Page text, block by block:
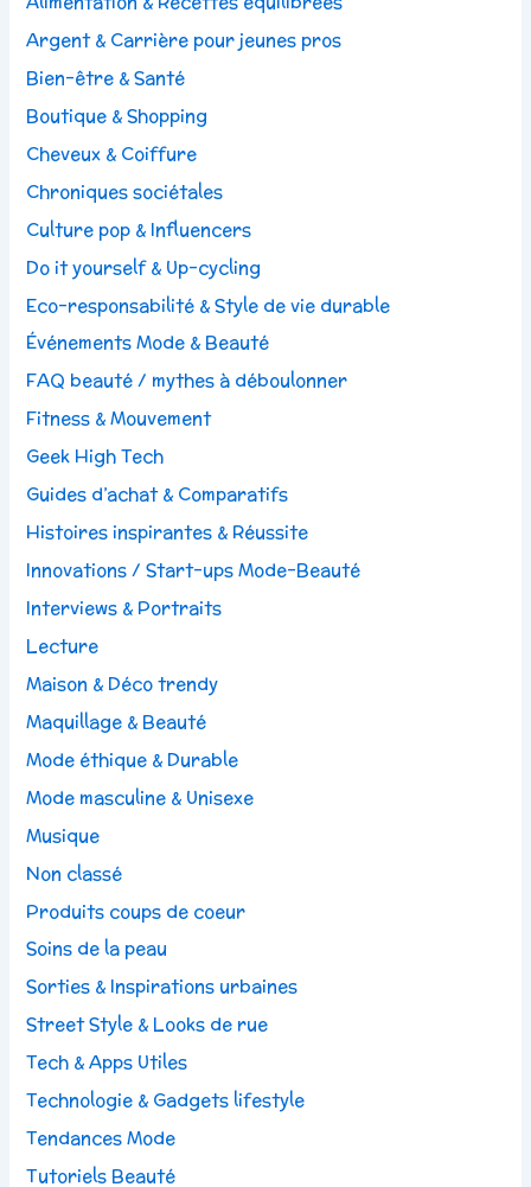
Argent & Carrière pour jeunes pros
Bien-être & Santé
Boutique & Shopping
Cheveux & Coiffure
Chroniques sociétales
Culture pop & Influencers
Do it yourself & Up-cycling
Eco-responsabilité & Style de vie durable
Événements Mode & Beauté
FAQ beauté / mythes à déboulonner
Fitness & Mouvement
Geek High Tech
Guides d’achat & Comparatifs
Histoires inspirantes & Réussite
Innovations / Start-ups Mode-Beauté
Interviews & Portraits
Lecture
Maison & Déco trendy
Maquillage & Beauté
Mode éthique & Durable
Mode masculine & Unisexe
Musique
Non classé
Produits coups de coeur
Soins de la peau
Sorties & Inspirations urbaines
Street Style & Looks de rue
Tech & Apps Utiles
Technologie & Gadgets lifestyle
Tendances Mode
Tutoriels Beauté